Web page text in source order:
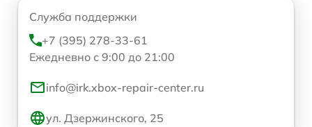
Служба поддержки
+7 (395) 278-33-61
Ежедневно с 9:00 до 21:00
info@irk.xbox-repair-center.ru
ул. Дзержинского, 25